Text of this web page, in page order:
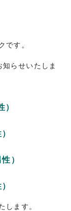
です。
らせいたしま
）
します。